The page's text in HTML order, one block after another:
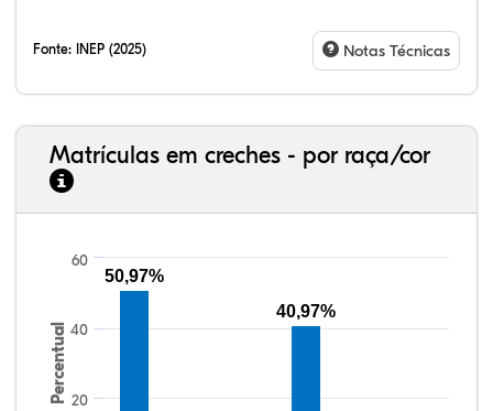
Fonte: INEP (2025) Notas Técnicas
Matrículas em creches - por raça/cor
Percentual 20
40
60
50,97%
40,97%
24,86%
10,86%
0,58%
62,69%
0,36%
0,66%
33,06%
7,95%
0,46%
55,81%
1,22%
1,50%